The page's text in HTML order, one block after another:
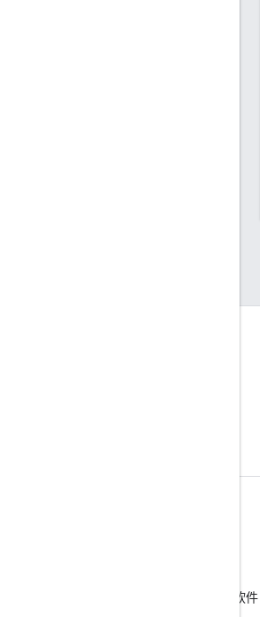
举报垃圾内容、钓鱼式攻击内容或恶意软件